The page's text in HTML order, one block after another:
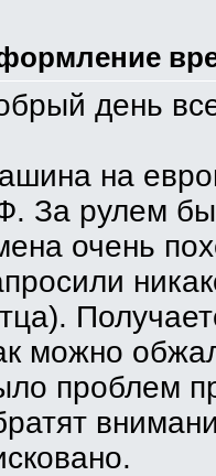
день
на
За рулем
очень
можно
проблем